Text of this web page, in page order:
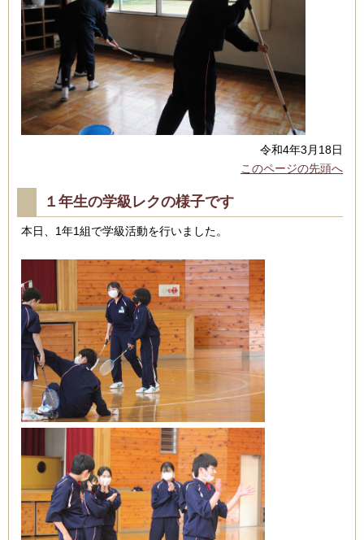
令和4年3月18日
このページの先頭へ
１年生の学級レクの様子です
本日、1年1組で学級活動を行いました。